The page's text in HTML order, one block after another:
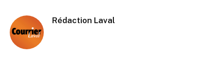
Rédaction Laval